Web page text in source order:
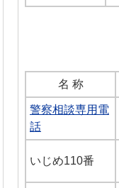
名 称
警察相談専用電
話
いじめ110番